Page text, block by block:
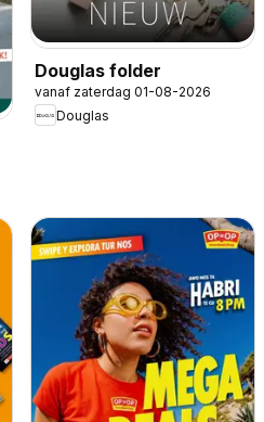
Douglas folder
vanaf zaterdag 01-08-2026
Douglas